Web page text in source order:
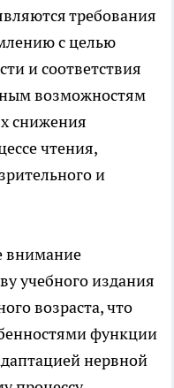
требования
с целью
и соответствия
возможностям
снижения
чтения,
и
внимание
учебного издания
возраста, что
функции
нервной